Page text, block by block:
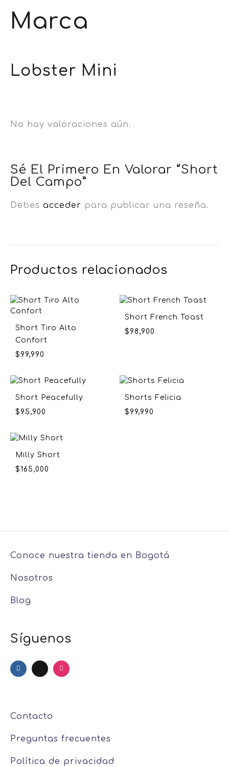
Marca
Lobster Mini
No hay valoraciones aún.
Sé El Primero En Valorar “Short
Del Campo”
Debes acceder para publicar una reseña.
Productos relacionados
Short Tiro Alto
Confort
$99,990
Short French Toast
$98,900
Short Peacefully
$95,900
Shorts Felicia
$99,990
Milly Short
$165,000
Conoce nuestra tienda en Bogotá
Nosotros
Blog
Síguenos
Contacto
Preguntas frecuentes
Política de privacidad